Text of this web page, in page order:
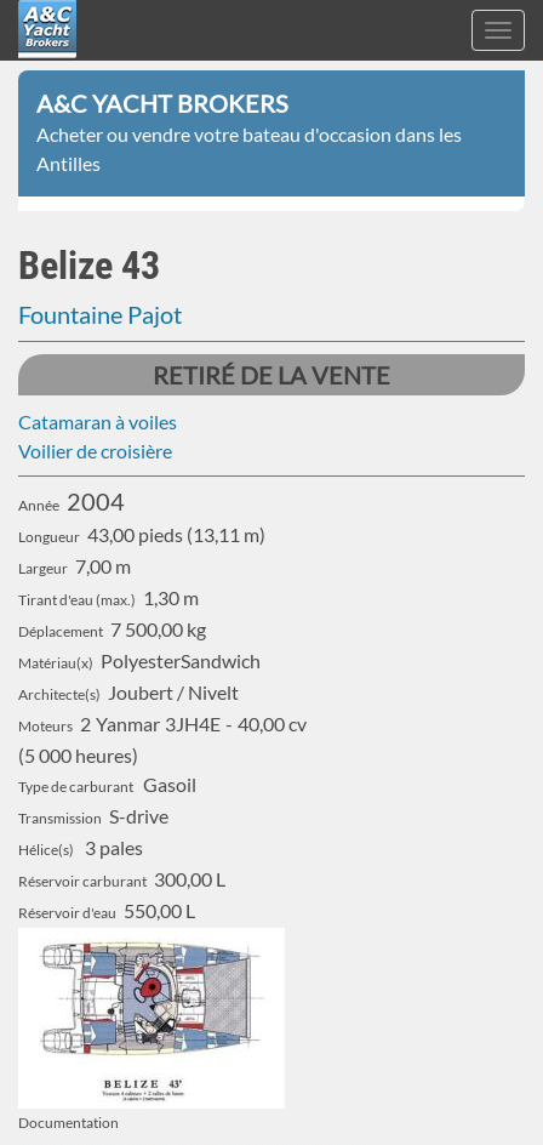
Aller
contenu
principal
A&C
Yacht
Brokers
A&C YACHT BROKERS
Acheter ou vendre votre bateau d'occasion dans les
Antilles
Belize 43
Fountaine Pajot
RETIRÉ DE LA VENTE
Catamaran à voiles
Voilier de croisière
Année 2004
Longueur 43,00 pieds (13,11 m)
Largeur 7,00 m
Tirant d'eau (max.) 1,30 m
Déplacement 7 500,00 kg
Matériau(x) PolyesterSandwich
Architecte(s) Joubert / Nivelt
Moteurs 2 Yanmar 3JH4E
40,00 cv
5 000 heures
Type de carburant Gasoil
Transmission S-drive
Hélice(s) 3 pales
Réservoir carburant 300,00 L
Réservoir d'eau 550,00 L
Documentation